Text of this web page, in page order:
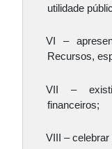
utilidade
VI –
Recursos,
VII –
financeiros;
VIII –